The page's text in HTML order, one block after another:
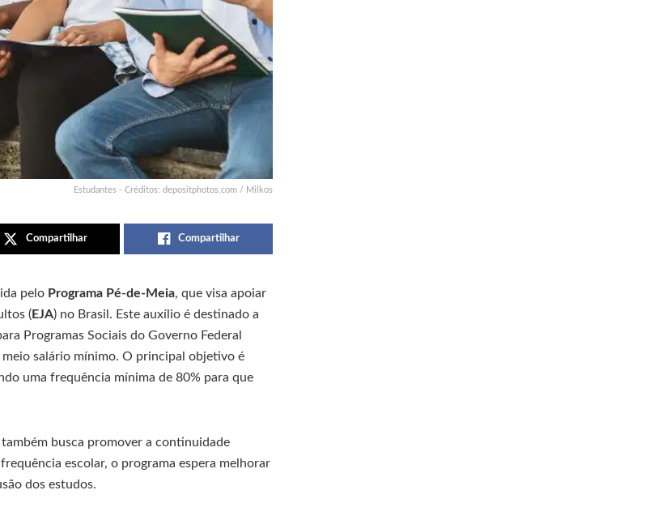
Estudantes - Créditos: depositphotos.com / Milkos
Compartilhar Compartilhar
pelo Programa Pé-de-Meia, que visa apoiar
(EJA) no Brasil. Este auxílio é destinado a
Programas Sociais do Governo Federal
salário mínimo. O principal objetivo é
uma frequência mínima de 80% para que
busca promover a continuidade
escolar, o programa espera melhorar
dos estudos.